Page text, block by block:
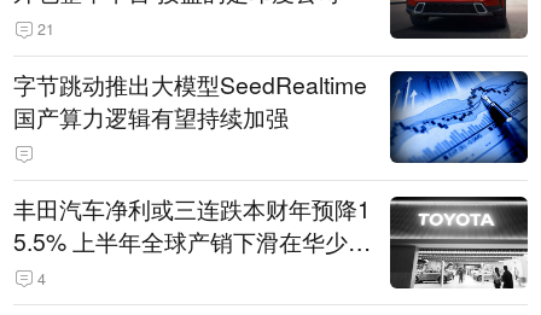
21
字节跳动推出大模型SeedRealtime
国产算力逻辑有望持续加强
丰田汽车净利或三连跌本财年预降1
5.5% 上半年全球产销下滑在华少卖
14.3万辆
4